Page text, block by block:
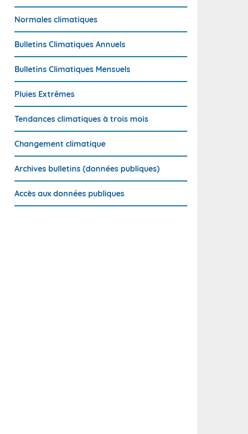
Normales climatiques
Bulletins Climatiques Annuels
Bulletins Climatiques Mensuels
Pluies Extrêmes
Tendances climatiques à trois mois
Changement climatique
Archives bulletins (données publiques)
Accès aux données publiques